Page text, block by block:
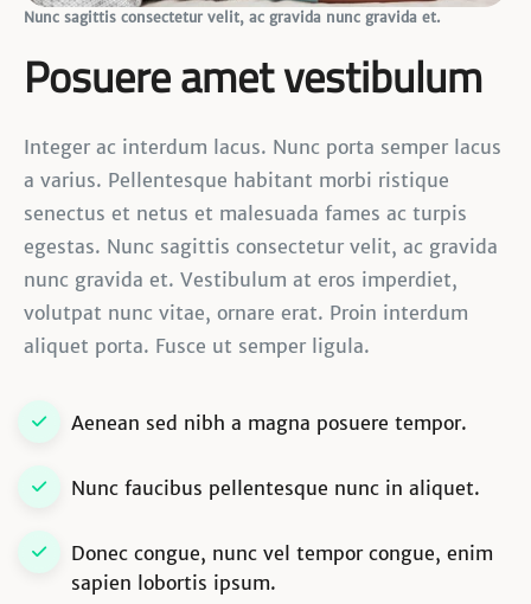
Nunc sagittis consectetur velit, ac gravida nunc gravida et.
Posuere amet vestibulum
Integer ac interdum lacus. Nunc porta semper lacus
a varius. Pellentesque habitant morbi ristique
senectus et netus et malesuada fames ac turpis
egestas. Nunc sagittis consectetur velit, ac gravida
nunc gravida et. Vestibulum at eros imperdiet,
volutpat nunc vitae, ornare erat. Proin interdum
aliquet porta. Fusce ut semper ligula.
Aenean sed nibh a magna posuere tempor.
Nunc faucibus pellentesque nunc in aliquet.
Donec congue, nunc vel tempor congue, enim
sapien lobortis ipsum.